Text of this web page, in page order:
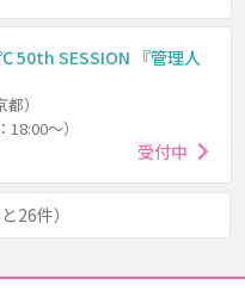
50th SESSION 『管理人
）
～）
受付中
26件）